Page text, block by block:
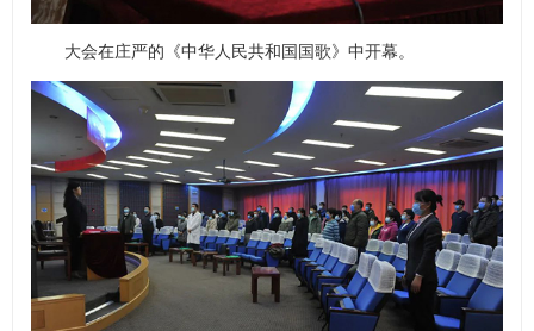
大会在庄严的《中华人民共和国国歌》中开幕。